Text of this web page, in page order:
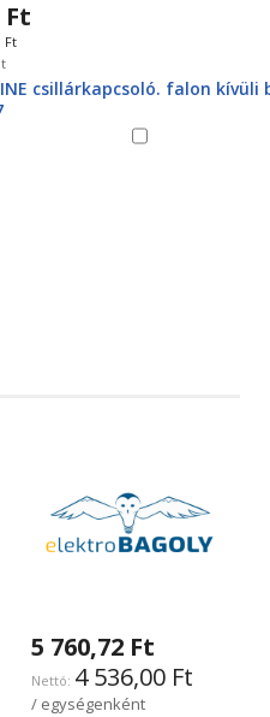
falon kívüli barna
5 760,72 Ft
4 536,00 Ft
/ egységenként